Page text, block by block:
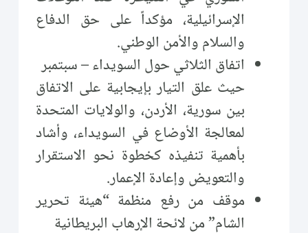
الإسرائيلية، مؤكداً على حق الدفاع
والسلام والأمن الوطني.
اتفاق الثلاثي حول السويداء – سبتمبر
حيث علق التيار بإيجابية على الاتفاق
بين سورية، الأردن، والولايات المتحدة
لمعالجة الأوضاع في السويداء، وأشاد
بأهمية تنفيذه كخطوة نحو الاستقرار
والتعويض وإعادة الإعمار.
موقف من رفع منظمة “هيئة تحرير
الشام” من لائحة الإرهاب البريطانية